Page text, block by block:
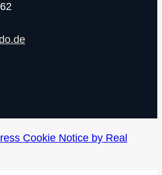
Cookie Notice by Real